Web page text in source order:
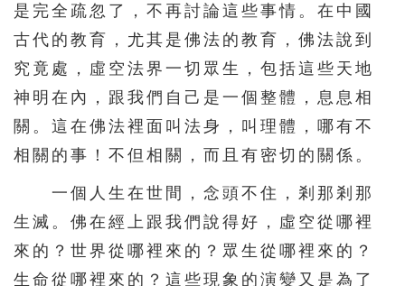
176 177 178 179 180
181 182 183 184 185
186 187 188 189 190
191 192 193 194 195
是完全疏忽了，不再討論這些事情。在中國
古代的教育，尤其是佛法的教育，佛法說到
究竟處，虛空法界一切眾生，包括這些天地
神明在內，跟我們自己是一個整體，息息相
關。這在佛法裡面叫法身，叫理體，哪有不
相關的事！不但相關，而且有密切的關係。
一個人生在世間，念頭不住，剎那剎那
生滅。佛在經上跟我們說得好，虛空從哪裡
來的？世界從哪裡來的？眾生從哪裡來的？
生命從哪裡來的？這些現象的演變又是為了